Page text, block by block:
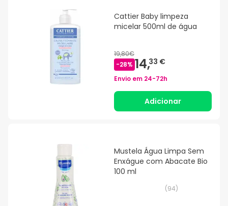
Cattier Baby limpeza
micelar 500ml de água
19,80€
-28% 14,33 €
Envio em 24-72h
Adicionar
Mustela Água Limpa Sem
Enxágue com Abacate Bio
100 ml
(94)